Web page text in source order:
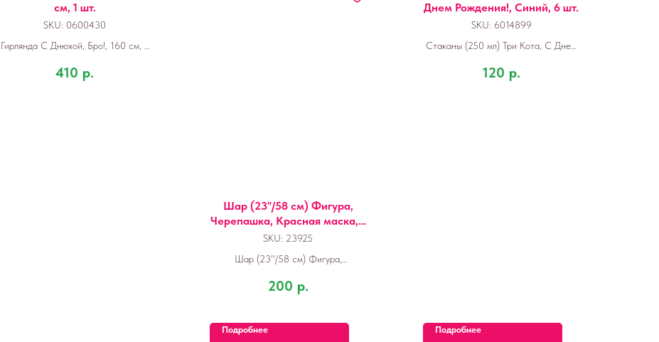
см, 1 шт.
SKU: 0600430
Гирлянда С Днюхой, Бро!, 160 см, 1
410 р.
Шар (23''/58 см) Фигура,
Черепашка, Красная маска, 1
шт.
SKU: 23925
Шар (23''/58 см) Фигура,
200 р.
Подробнее
Днем Рождения!, Синий, 6 шт.
SKU: 6014899
Стаканы (250 мл) Три Кота, С Днем
120 р.
Подробнее